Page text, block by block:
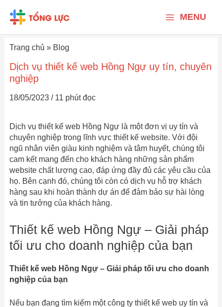
dung
Menu
MENU
Trang chủ » Blog
Dịch vụ thiết kế web Hồng Ngự uy tín, chuyên
nghiệp
18/05/2023 / 11 phút đọc
Dịch vụ thiết kế web Hồng Ngự là một đơn vị uy tín và
chuyên nghiệp trong lĩnh vực thiết kế website. Với đội
ngũ nhân viên giàu kinh nghiệm và tâm huyết, chúng tôi
cam kết mang đến cho khách hàng những sản phẩm
website chất lượng cao, đáp ứng đầy đủ các yêu cầu của
họ. Bên cạnh đó, chúng tôi còn có dịch vụ hỗ trợ khách
hàng sau khi hoàn thành dự án để đảm bảo sự hài lòng
và tin tưởng của khách hàng.
Thiết kế web Hồng Ngự – Giải pháp
tối ưu cho doanh nghiệp của bạn
Thiết kế web Hồng Ngự – Giải pháp tối ưu cho doanh
nghiệp của bạn
Nếu bạn đang tìm kiếm một công ty thiết kế web uy tín và